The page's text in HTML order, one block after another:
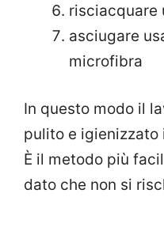
risciacquare
asciugare
microfibra
In questo modo il
pulito e igienizzato
È il metodo più
dato che non si